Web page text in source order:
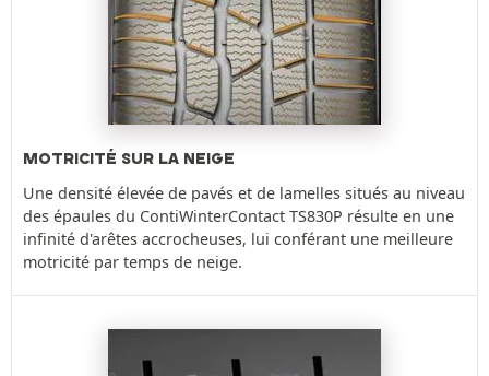
MOTRICITÉ SUR LA NEIGE
Une densité élevée de pavés et de lamelles situés au niveau
des épaules du ContiWinterContact TS830P résulte en une
infinité d'arêtes accrocheuses, lui conférant une meilleure
motricité par temps de neige.